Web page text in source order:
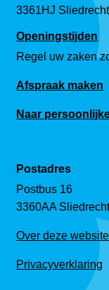
3361HJ Sliedrecht
Openingstijden
Regel uw zaken
Afspraak maken
Naar
Postadres
Postbus 16
3360AA
Over deze website
Privacyverklaring